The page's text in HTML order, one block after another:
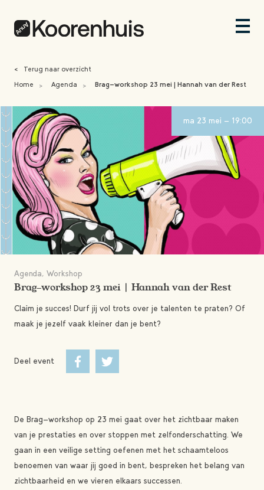
<
Terug naar overzicht
Home
> Agenda > Brag-workshop 23 mei | Hannah van der Rest
ma 23 mei - 19:00
Agenda, Workshop
Brag-workshop 23 mei | Hannah van der Rest
Claim je succes! Durf jij vol trots over je talenten te praten? Of
maak je jezelf vaak kleiner dan je bent?
Deel event
De Brag-workshop op 23 mei gaat over het zichtbaar maken
van je prestaties en over stoppen met zelfonderschatting. We
gaan in een veilige setting oefenen met het schaamteloos
benoemen van waar jij goed in bent, bespreken het belang van
zichtbaarheid en we vieren elkaars successen.